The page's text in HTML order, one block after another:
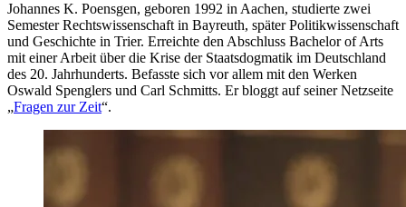
Johannes K. Poensgen, geboren 1992 in Aachen, studierte zwei
Semester Rechtswissenschaft in Bayreuth, später Politikwissenschaft
und Geschichte in Trier. Erreichte den Abschluss Bachelor of Arts
mit einer Arbeit über die Krise der Staatsdogmatik im Deutschland
des 20. Jahrhunderts. Befasste sich vor allem mit den Werken
Oswald Spenglers und Carl Schmitts. Er bloggt auf seiner Netzseite
„Fragen zur Zeit“.